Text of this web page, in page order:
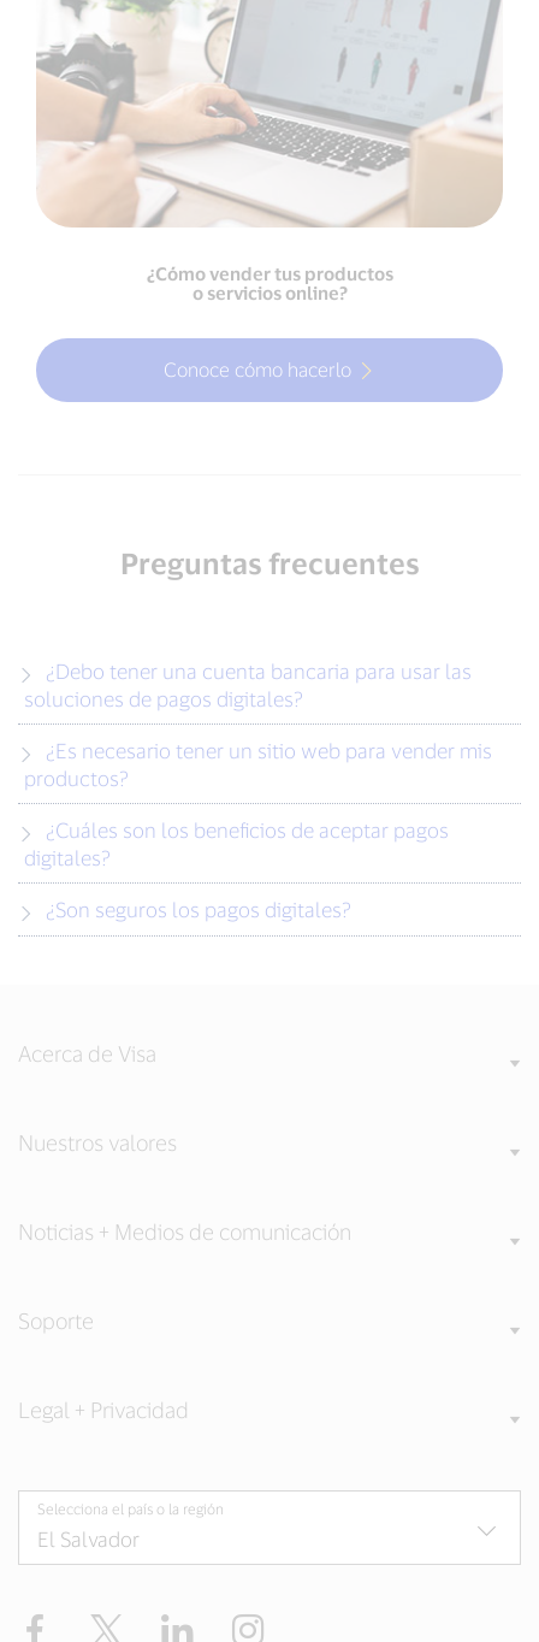
¿Cómo vender tus productos
o servicios online?
Conoce cómo hacerlo
Preguntas frecuentes
soluciones de pagos digitales?
productos?
digitales?
¿Son seguros los pagos digitales?
Acerca de Visa
Nuestros valores
Noticias + Medios de comunicación
Soporte
Legal + Privacidad
Selecciona el país o la región
Facebook Twitter LinkedIn